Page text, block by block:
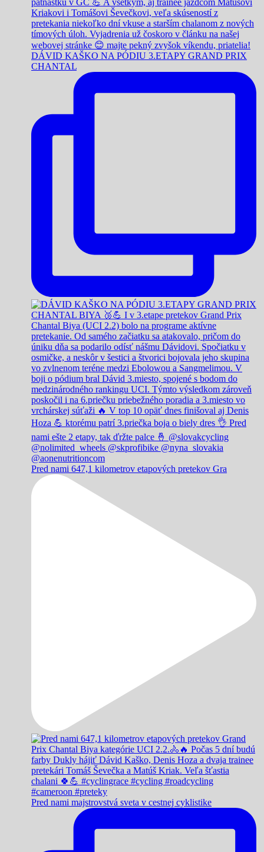
DÁVID KAŠKO NA PÓDIU 3.ETAPY GRAND PRIX
CHANTAL
Pred nami 647,1 kilometrov etapových pretekov Gra
Pred nami majstrovstvá sveta v cestnej cyklistike